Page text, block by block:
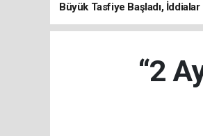
Büyük Tasfiye Başladı, İddialar
Uçuşuyor
“2